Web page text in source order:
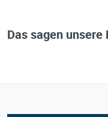
Das sagen unsere